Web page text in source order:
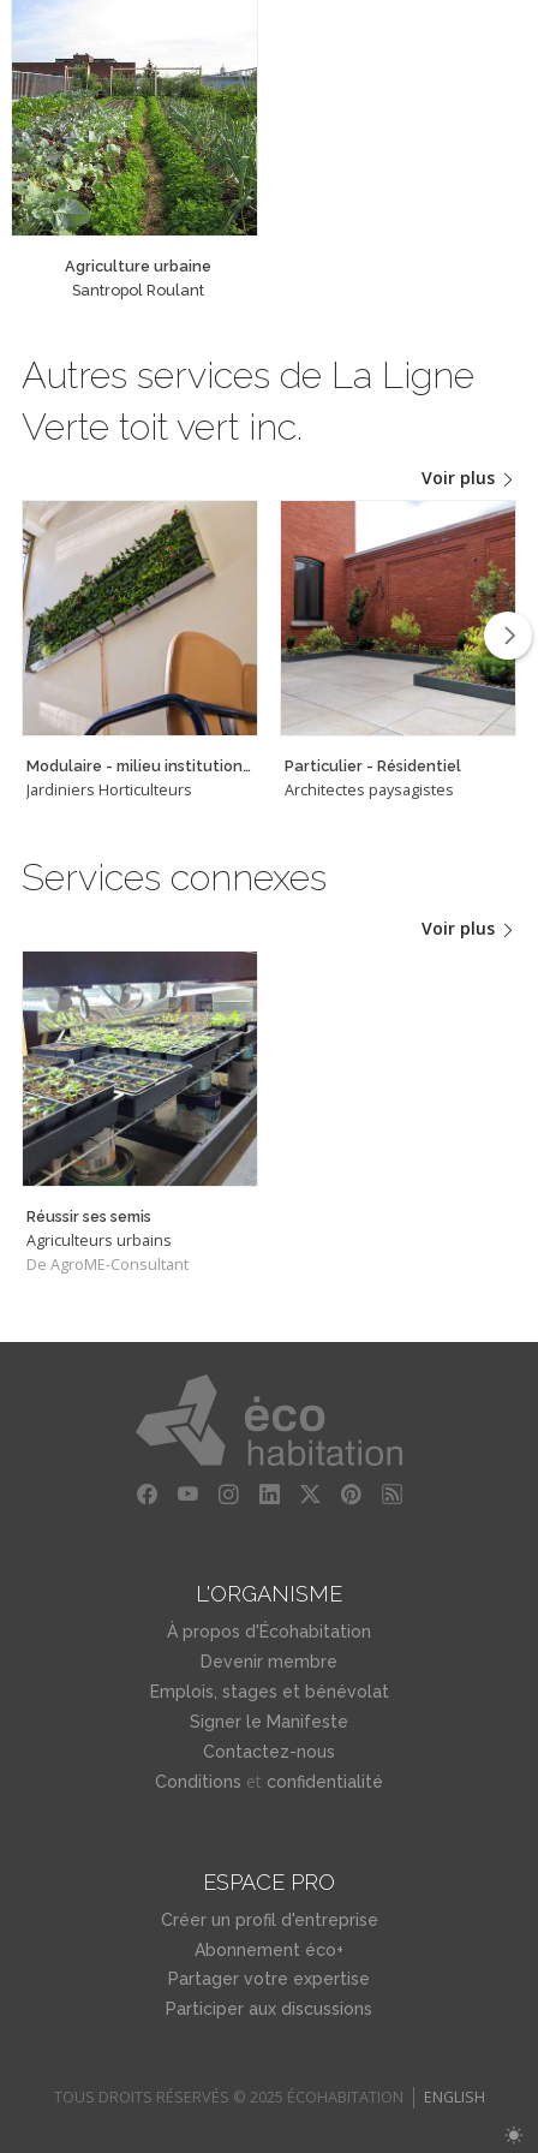
Potager vertical Jardinage en ville
Autonomie alimentaire
Agriculture urbaine
Santropol Roulant
Autres services de La Ligne
Verte toit vert inc.
Voir plus
Modulaire - milieu institutionnel
Jardiniers Horticulteurs
Particulier - Résidentiel
Architectes paysagistes
Services connexes
Voir plus
Réussir ses semis
Agriculteurs urbains
De AgroME-Consultant
L'ORGANISME
À propos d'Écohabitation
Devenir membre
Emplois, stages et bénévolat
Signer le Manifeste
Contactez-nous
Conditions et confidentialité
ESPACE PRO
Créer un profil d'entreprise
Abonnement éco+
Partager votre expertise
Participer aux discussions
TOUS DROITS RÉSERVÉS © 2025 ÉCOHABITATION ENGLISH